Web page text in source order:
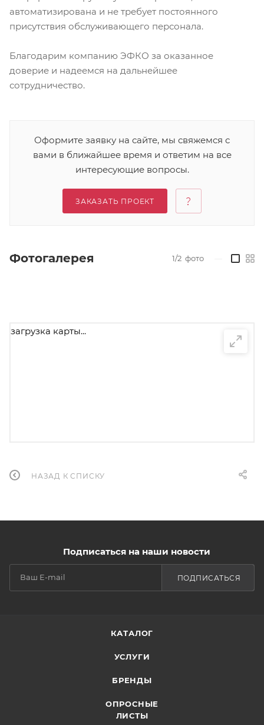
автоматизирована и не требует постоянного
присутствия обслуживающего персонала.
Благодарим компанию ЭФКО за оказанное
доверие и надеемся на дальнейшее
сотрудничество.
Оформите заявку на сайте, мы свяжемся с
вами в ближайшее время и ответим на все
интересующие вопросы.
ЗАКАЗАТЬ ПРОЕКТ
Фотогалерея 1/2 фото
загрузка карты...
НАЗАД К СПИСКУ
Подписаться на наши новости
ПОДПИСАТЬСЯ
КАТАЛОГ
УСЛУГИ
БРЕНДЫ
ОПРОСНЫЕ
ЛИСТЫ